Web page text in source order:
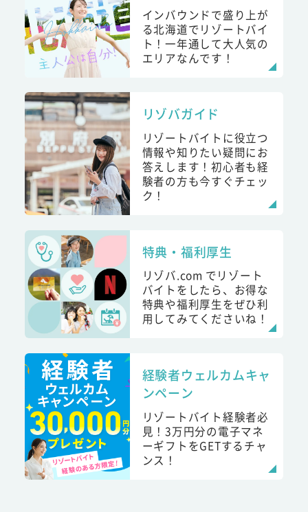
インバウンドで盛り上が
る北海道でリゾートバイ
ト！一年通して大人気の
エリアなんです！
リゾバガイド
リゾートバイトに役立つ
情報や知りたい疑問にお
答えします！初心者も経
験者の方も今すぐチェッ
ク！
特典・福利厚生
リゾバ.com でリゾート
バイトをしたら、お得な
特典や福利厚生をぜひ利
用してみてくださいね！
経験者ウェルカムキャ
ンペーン
リゾートバイト経験者必
見！3万円分の電子マネ
ーギフトをGETするチャ
ンス！